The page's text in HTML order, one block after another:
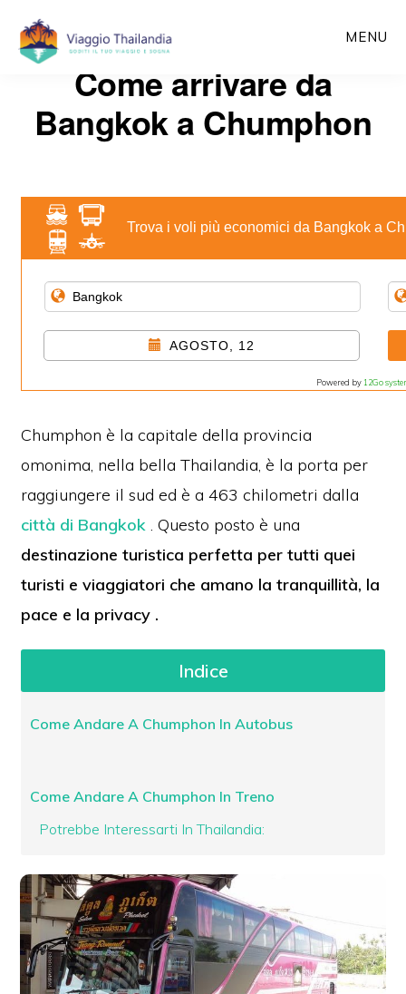
Passa
MENU
Come arrivare da
Bangkok a Chumphon
Trova i voli più economici da Bangkok a
AGOSTO, 12
Powered by 12Go
Chumphon è la capitale della provincia
omonima, nella bella Thailandia, è la porta per
raggiungere il sud ed è a 463 chilometri dalla
città di Bangkok . Questo posto è una
destinazione turistica perfetta per tutti quei
turisti e viaggiatori che amano la tranquillità, la
pace e la privacy .
Indice
Come Andare A Chumphon In Autobus
Come Andare A Chumphon In Treno
Potrebbe Interessarti In Thailandia: